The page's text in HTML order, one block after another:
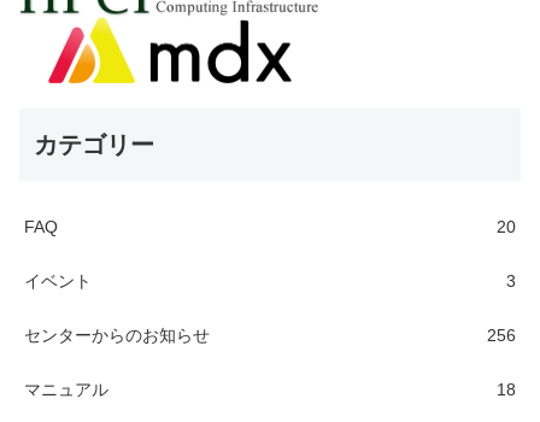
カテゴリー
FAQ 20
イベント 3
センターからのお知らせ 256
マニュアル 18